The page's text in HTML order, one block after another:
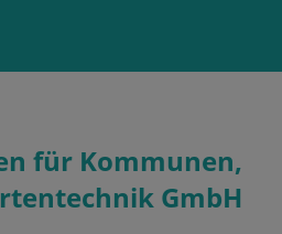
für Kommunen,
GmbH